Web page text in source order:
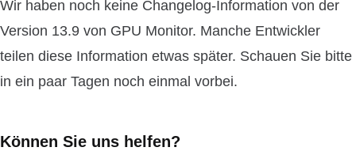
Wir haben noch keine Changelog-Information von der
Version 13.9 von GPU Monitor. Manche Entwickler
teilen diese Information etwas später. Schauen Sie bitte
in ein paar Tagen noch einmal vorbei.
Können Sie uns helfen?